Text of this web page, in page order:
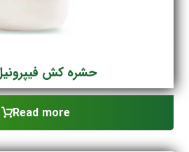
حشره کش
Read more